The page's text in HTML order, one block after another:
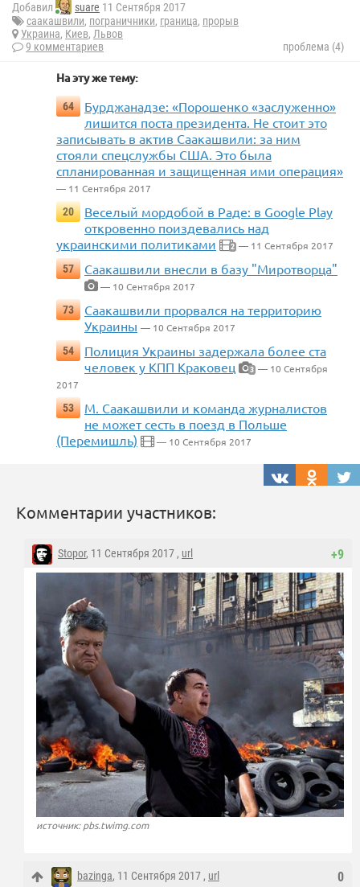
Добавил suare 11 Сентября 2017
саакашвили, пограничники, граница, прорыв
Украина, Киев, Львов
9 комментариев
проблема (4)
На эту же тему:
64
Бурджанадзе: «Порошенко «заслуженно»
лишится поста президента. Не стоит это
записывать в актив Саакашвили: за ним
стояли спецслужбы США. Это была
спланированная и защищенная ими операция»
— 11 Сентября 2017
20
Веселый мордобой в Раде: в Google Play
откровенно поиздевались над
украинскими политиками
2 — 11 Сентября 2017
57
Саакашвили внесли в базу "Миротворца"
— 10 Сентября 2017
73
Саакашвили прорвался на территорию
Украины — 10 Сентября 2017
54
Полиция Украины задержала более ста
человек у КПП Краковец
3 — 10 Сентября
2017
53
М. Саакашвили и команда журналистов
не может сесть в поезд в Польше
(Перемишль)
— 10 Сентября 2017
Комментарии участников:
+9
Stopor, 11 Сентября 2017 , url
источник: pbs.twimg.com
0
bazinga, 11 Сентября 2017 , url